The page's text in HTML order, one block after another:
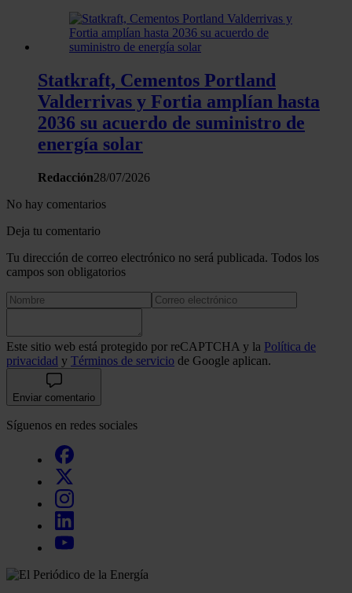
Statkraft, Cementos Portland
Valderrivas y Fortia amplían hasta
2036 su acuerdo de suministro de
energía solar
Redacción28/07/2026
No hay comentarios
Deja tu comentario
Tu dirección de correo electrónico no será publicada. Todos los
campos son obligatorios
Este sitio web está protegido por reCAPTCHA y la Política de
privacidad y Términos de servicio de Google aplican.
Enviar comentario
Síguenos en redes sociales